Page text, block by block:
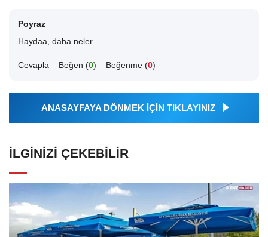
Poyraz
Haydaa, daha neler.
Cevapla Beğen (0) Beğenme (0)
ANASAYFAYA DÖNMEK İÇİN TIKLAYINIZ
İLGINIZI ÇEKEBILIR